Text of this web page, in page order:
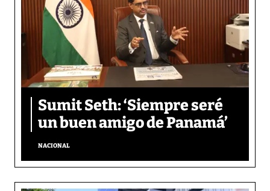
Sumit Seth: ‘Siempre seré
un buen amigo de Panamá’
NACIONAL